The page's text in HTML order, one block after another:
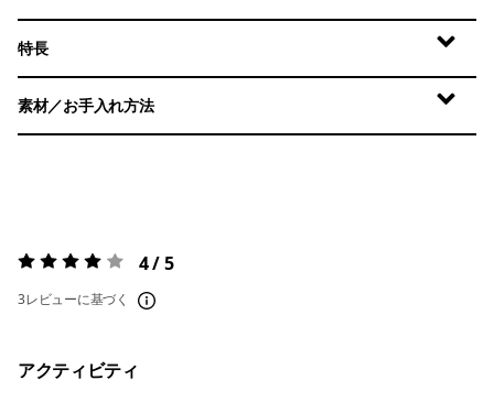
特長
素材／お手入れ方法
評価:4 / 5 4 / 5
3レビューに基づく
アクティビティ